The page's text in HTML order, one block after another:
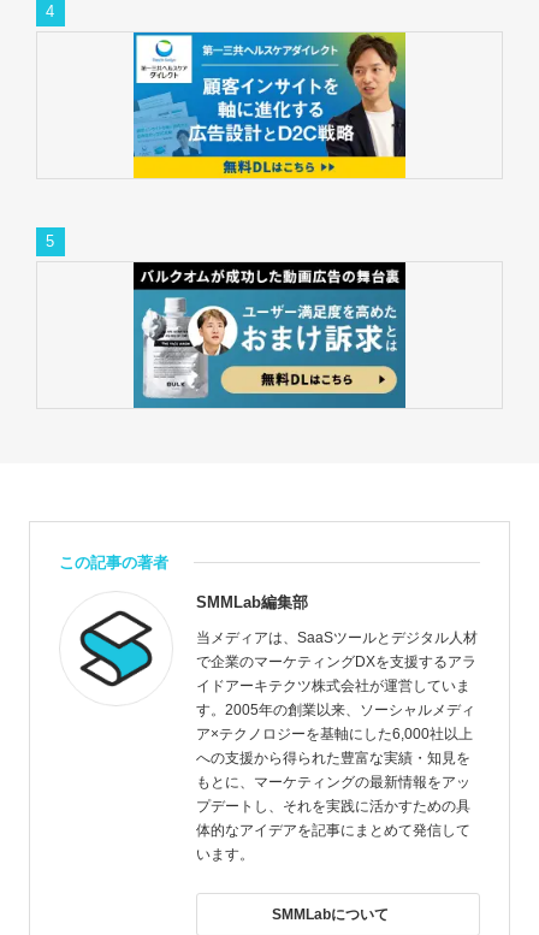
この記事の著者
SMMLab編集部
当メディアは、SaaSツールとデジタル人材
で企業のマーケティングDXを支援するアラ
イドアーキテクツ株式会社が運営していま
す。2005年の創業以来、ソーシャルメディ
ア×テクノロジーを基軸にした6,000社以上
への支援から得られた豊富な実績・知見を
もとに、マーケティングの最新情報をアッ
プデートし、それを実践に活かすための具
体的なアイデアを記事にまとめて発信して
います。
SMMLabについて